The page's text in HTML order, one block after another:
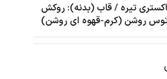
تیره / قاب (بدنه): روکش
روشن (کرم-قهوه ای روشن)